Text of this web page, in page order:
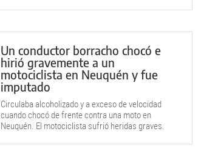
Un conductor borracho chocó e
hirió gravemente a un
motociclista en Neuquén y fue
imputado
Circulaba alcoholizado y a exceso de velocidad
cuando chocó de frente contra una moto en
Neuquén. El motociclista sufrió heridas graves.